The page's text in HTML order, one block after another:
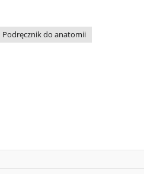
Podręcznik do anatomii